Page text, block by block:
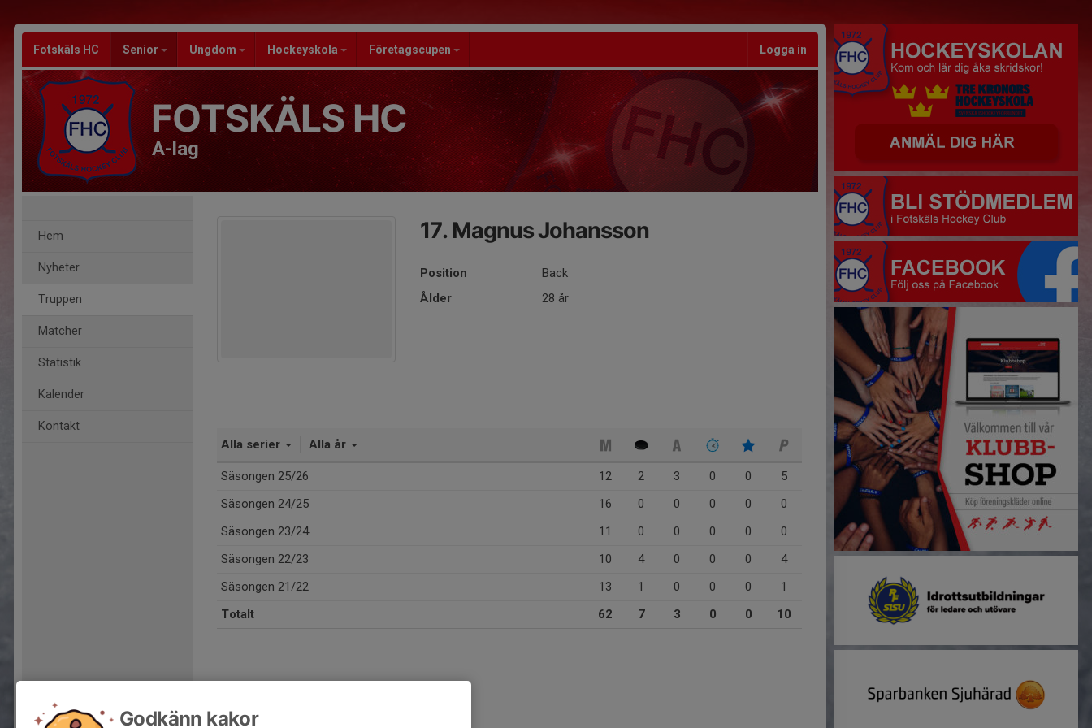
Fotskäls HC Senior Ungdom Hockeyskola Företagscupen Logga in
FOTSKÄLS HC
A-lag
Hem
Nyheter
Truppen
Matcher
Statistik
Kalender
Kontakt
17. Magnus Johansson
Position
Back
Ålder
28 år
Alla serier Alla år
Säsongen 25/26 12 2 3 0 0
5
Säsongen 24/25
16 0 0 0 0
0
Säsongen 23/24
11 0 0 0 0
0
Säsongen 22/23
10 4 0 0 0
4
Säsongen 21/22
13 1 0 0 0
1
Totalt
62 7 3 0 0 10
Godkänn kakor